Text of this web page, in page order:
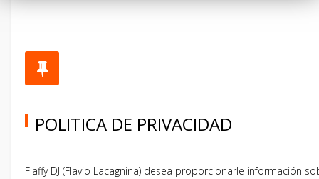
POLITICA DE PRIVACIDAD
Flaffy DJ (Flavio Lacagnina) desea proporcionarle información